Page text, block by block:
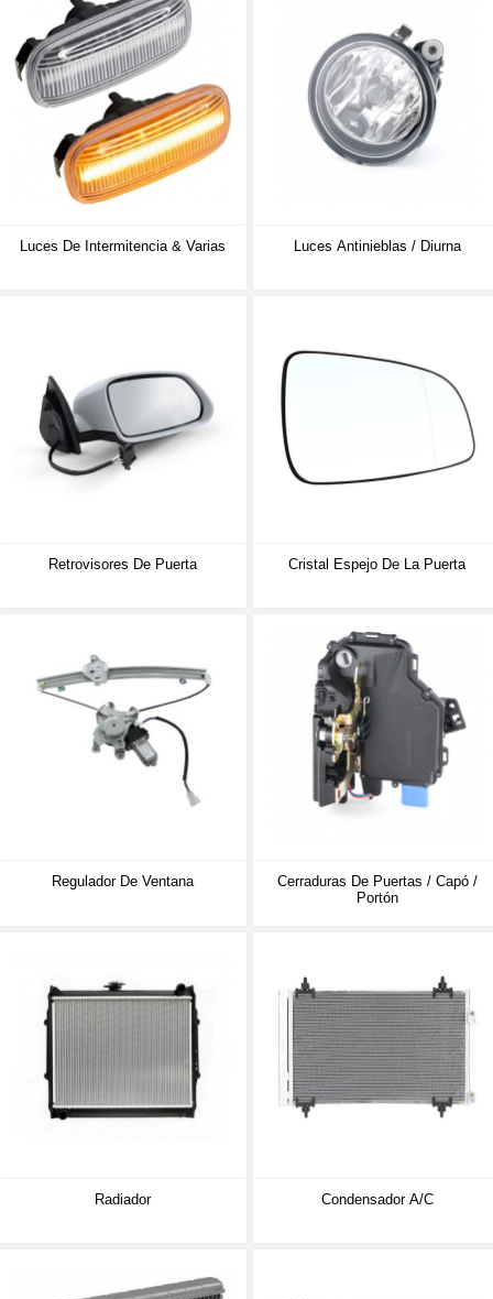
Luces De Intermitencia & Varias Luces Antinieblas / Diurna
Retrovisores De Puerta Cristal Espejo De La Puerta
Regulador De Ventana
Cerraduras De Puertas / Capó /
Portón
Radiador Condensador A/C